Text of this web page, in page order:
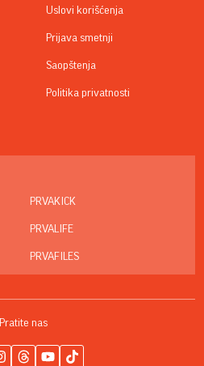
Uslovi korišćenja
Prijava smetnji
Saopštenja
Politika privatnosti
PRVAKICK
PRVALIFE
PRVAFILES
Pratite nas